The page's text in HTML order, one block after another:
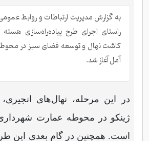
به گزارش مدیریت ارتباطات و روابط
راستای اجرای طرح پیاده‌راه‌سازی
کاشت نهال و توسعه فضای سبز در
آمل آغاز شد.
در این مرحله، نهال‌های
ژینکو در محوطه عمارت
است. همچنین در گام بعدی این